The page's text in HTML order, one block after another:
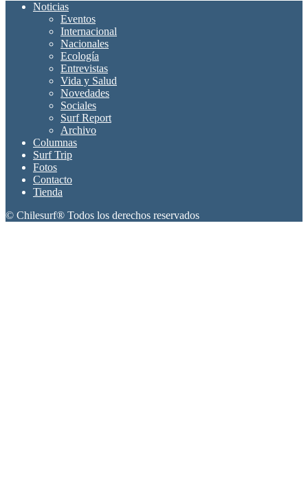
Noticias
Eventos
Internacional
Nacionales
Ecología
Entrevistas
Vida y Salud
Novedades
Sociales
Surf Report
Archivo
Columnas
Surf Trip
Fotos
Contacto
Tienda
© Chilesurf® Todos los derechos reservados